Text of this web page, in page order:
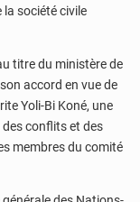
la société civile
titre du ministère de
accord en vue de
Yoli-Bi Koné, une
conflits et des
membres du comité